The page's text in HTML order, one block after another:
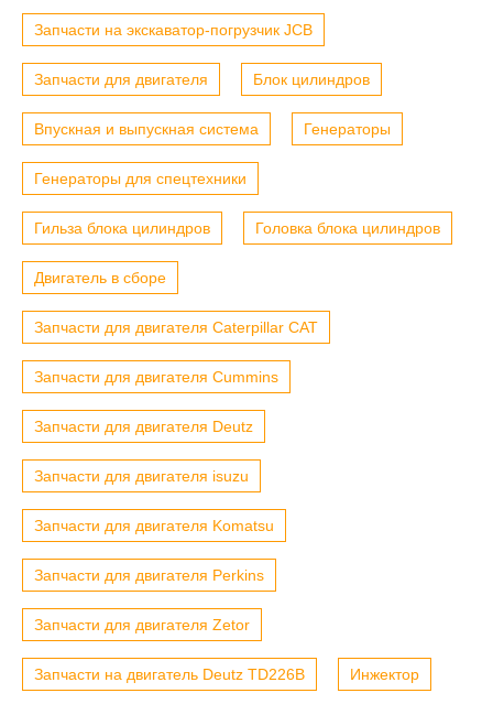
Запчасти на экскаватор-погрузчик JCB
Запчасти для двигателя Блок цилиндров
Впускная и выпускная система Генераторы
Генераторы для спецтехники
Гильза блока цилиндров Головка блока цилиндров
Двигатель в сборе
Запчасти для двигателя Caterpillar CAT
Запчасти для двигателя Cummins
Запчасти для двигателя Deutz
Запчасти для двигателя isuzu
Запчасти для двигателя Komatsu
Запчасти для двигателя Perkins
Запчасти для двигателя Zetor
Запчасти на двигатель Deutz TD226B Инжектор